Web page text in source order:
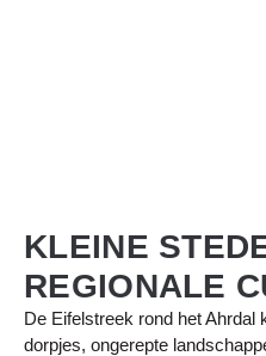
KLEINE
REGIONALE
De Eifelstreek rond het Ahrdal
dorpjes, ongerepte